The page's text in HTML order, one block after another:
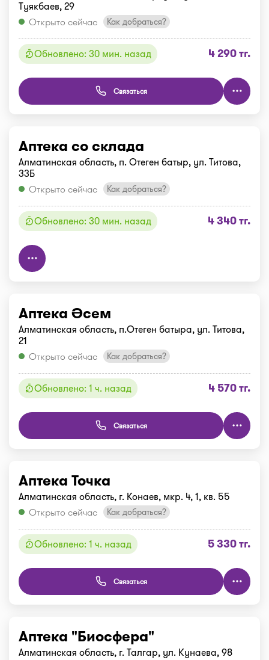
Туякбаев, 29
Открыто сейчас
Как добраться?
Обновлено: 30 мин. назад 4 290 тг.
Связаться
Аптека со склада
Алматинская область, п. Отеген батыр, ул. Титова,
33Б
Открыто сейчас
Как добраться?
Обновлено: 30 мин. назад 4 340 тг.
Аптека Әсем
Алматинская область, п.Отеген батыра, ул. Титова,
21
Открыто сейчас
Как добраться?
Обновлено: 1 ч. назад 4 570 тг.
Связаться
Аптека Точка
Алматинская область, г. Конаев, мкр. 4, 1, кв. 55
Открыто сейчас
Как добраться?
Обновлено: 1 ч. назад 5 330 тг.
Связаться
Аптека "Биосфера"
Алматинская область, г. Талгар, ул. Кунаева, 98